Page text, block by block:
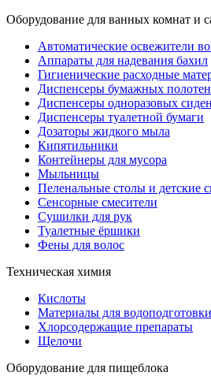
Оборудование для ванных комнат и
Автоматические освежители
Аппараты для надевания бахил
Гигиенические расходные
Диспенсеры бумажных
Диспенсеры одноразовых
Диспенсеры туалетной бумаги
Дозаторы жидкого мыла
Кипятильники
Контейнеры для мусора
Мыльницы
Пеленальные столы и детские
Сенсорные смесители
Сушилки для рук
Туалетные ёршики
Фены для волос
Техническая химия
Кислоты
Материалы для водоподготовки
Хлорсодержащие препараты
Щелочи
Оборудование для пищеблока